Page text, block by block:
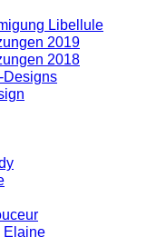
Libellule
2019
2018